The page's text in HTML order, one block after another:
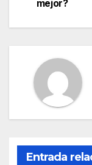
mejor?
Entrada